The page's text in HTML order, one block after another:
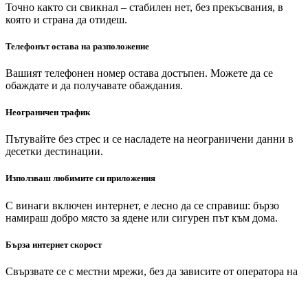
Точно както си свикнал – стабилен нет, без прекъсвания, в
която и страна да отидеш.
Телефонът остава на разположение
Вашият телефонен номер остава достъпен. Можете да се
обаждате и да получавате обаждания.
Неограничен трафик
Пътувайте без стрес и се насладете на неограничени данни в
десетки дестинации.
Използваш любимите си приложения
С винаги включен интернет, е лесно да се справиш: бързо
намираш добро място за ядене или сигурен път към дома.
Бърза интернет скорост
Свързвате се с местни мрежи, без да зависите от оператора на